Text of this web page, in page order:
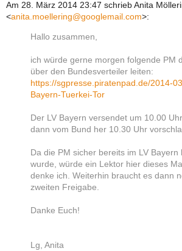
Am 28. März 2014 23:47 schrieb Anita
<anita.moellering@googlemail.com>:
Hallo zusammen,
ich würde gerne morgen folgende PM
über den Bundesverteiler leiten:
https://sgpresse.piratenpad.de/2014-
Bayern-Tuerkei-Tor
Der LV Bayern versendet um 10.00
dann vom Bund her 10.30 Uhr
Da die PM sicher bereits im LV Bayern
wurde, würde ein Lektor hier dieses
denke ich. Weiterhin braucht es dann
zweiten Freigabe.
Danke Euch!
Lg, Anita